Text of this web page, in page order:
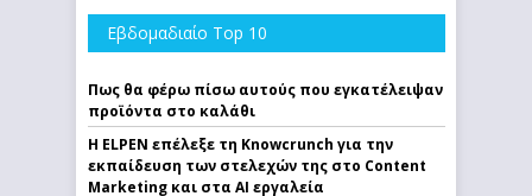
Εβδομαδιαίο Top 10
Πως θα φέρω πίσω αυτούς που εγκατέλειψαν
προϊόντα στο καλάθι
Η ELPEN επέλεξε τη Knowcrunch για την
εκπαίδευση των στελεχών της στο Content
Marketing και στα AI εργαλεία